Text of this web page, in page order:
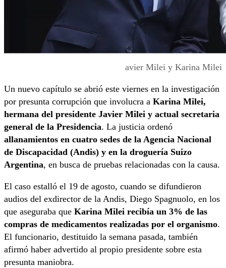
avier Milei y Karina Milei
Un nuevo capítulo se abrió este viernes en la investigación
por presunta corrupción que involucra a Karina Milei,
hermana del presidente Javier Milei y actual secretaria
general de la Presidencia. La justicia ordenó
allanamientos en cuatro sedes de la Agencia Nacional
de Discapacidad (Andis) y en la droguería Suizo
Argentina, en busca de pruebas relacionadas con la causa.
El caso estalló el 19 de agosto, cuando se difundieron
audios del exdirector de la Andis, Diego Spagnuolo, en los
que aseguraba que Karina Milei recibía un 3% de las
compras de medicamentos realizadas por el organismo.
El funcionario, destituido la semana pasada, también
afirmó haber advertido al propio presidente sobre esta
presunta maniobra.